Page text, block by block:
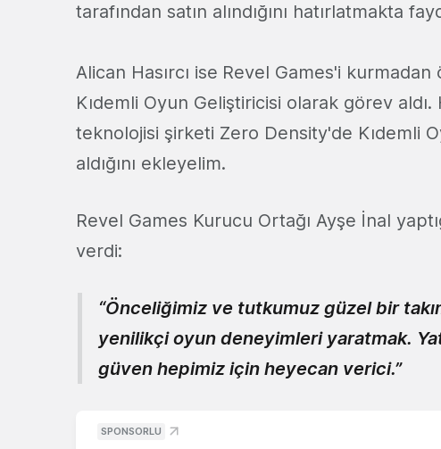
tarafından satın alındığını hatırlatmakta
Alican Hasırcı ise Revel Games'i
Kıdemli Oyun Geliştiricisi olarak görev aldı.
teknolojisi şirketi Zero Density'de Kıdemli
aldığını ekleyelim.
Revel Games Kurucu Ortağı Ayşe İnal
verdi:
“Önceliğimiz ve tutkumuz güzel bir
yenilikçi oyun deneyimleri yaratmak.
güven hepimiz için heyecan verici.”
SPONSORLU